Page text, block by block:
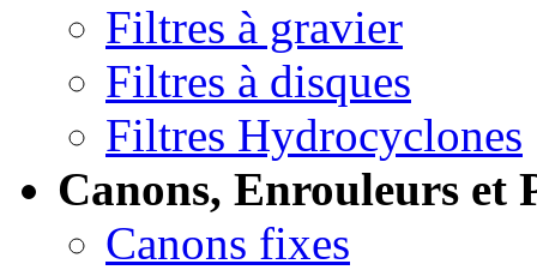
Filtres à gravier
Filtres à disques
Filtres Hydrocyclones
Canons, Enrouleurs et
Canons fixes